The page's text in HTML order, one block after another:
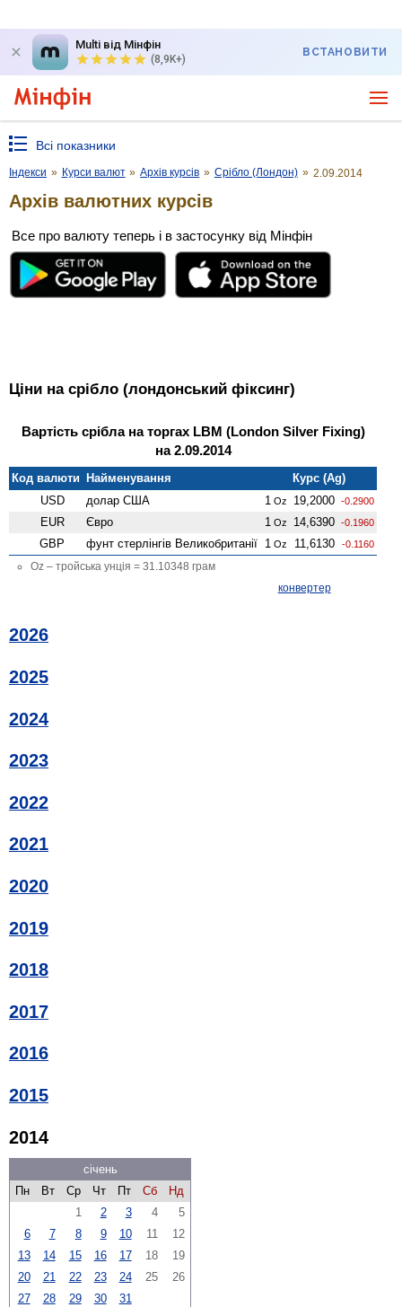
Multi від Мінфін
(8,9K+)
ВСТАНОВИТИ
Всі показники
Індекси » Курси валют » Архів курсів » Срібло (Лондон) » 2.09.2014
Архів валютних курсів
Все про валюту теперь і в застосунку від Мінфін
Ціни на срібло (лондонський фіксинг)
Вартість срібла на торгах LBM (London Silver Fixing)
на 2.09.2014
Код валюти Найменування
Курс (Ag)
USD
долар США 1 Oz 19,2000 -0.2900
EUR Євро 1 Oz 14,6390 -0.1960
GBP фунт стерлінгів Велико­британії 1 Oz 11,6130 -0.1160
Oz – тройська унція = 31.10348 грам
конвертер
2026
2025
2024
2023
2022
2021
2020
2019
2018
2017
2016
2015
2014
січень
Пн
Вт Ср Чт Пт Сб
Нд
1
2 3 4
5
6
7 8 9 10 11
12
13
14 15 16 17 18
19
20
21 22 23 24 25
26
27
28 29 30 31